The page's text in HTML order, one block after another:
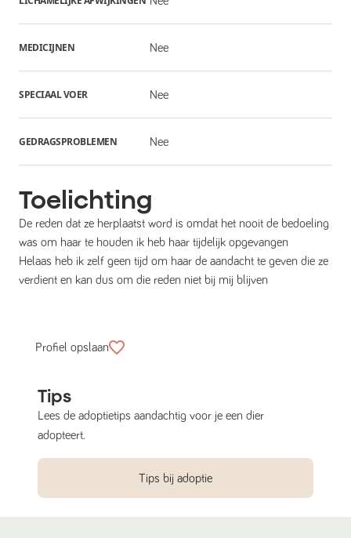
MEDICIJNEN Nee
SPECIAAL VOER Nee
GEDRAGSPROBLEMEN Nee
Toelichting
De reden dat ze herplaatst word is omdat het nooit de bedoeling
was om haar te houden ik heb haar tijdelijk opgevangen
Helaas heb ik zelf geen tijd om haar de aandacht te geven die ze
verdient en kan dus om die reden niet bij mij blijven
Profiel opslaan
Tips
Lees de adoptietips aandachtig voor je een dier
adopteert.
Tips bij adoptie